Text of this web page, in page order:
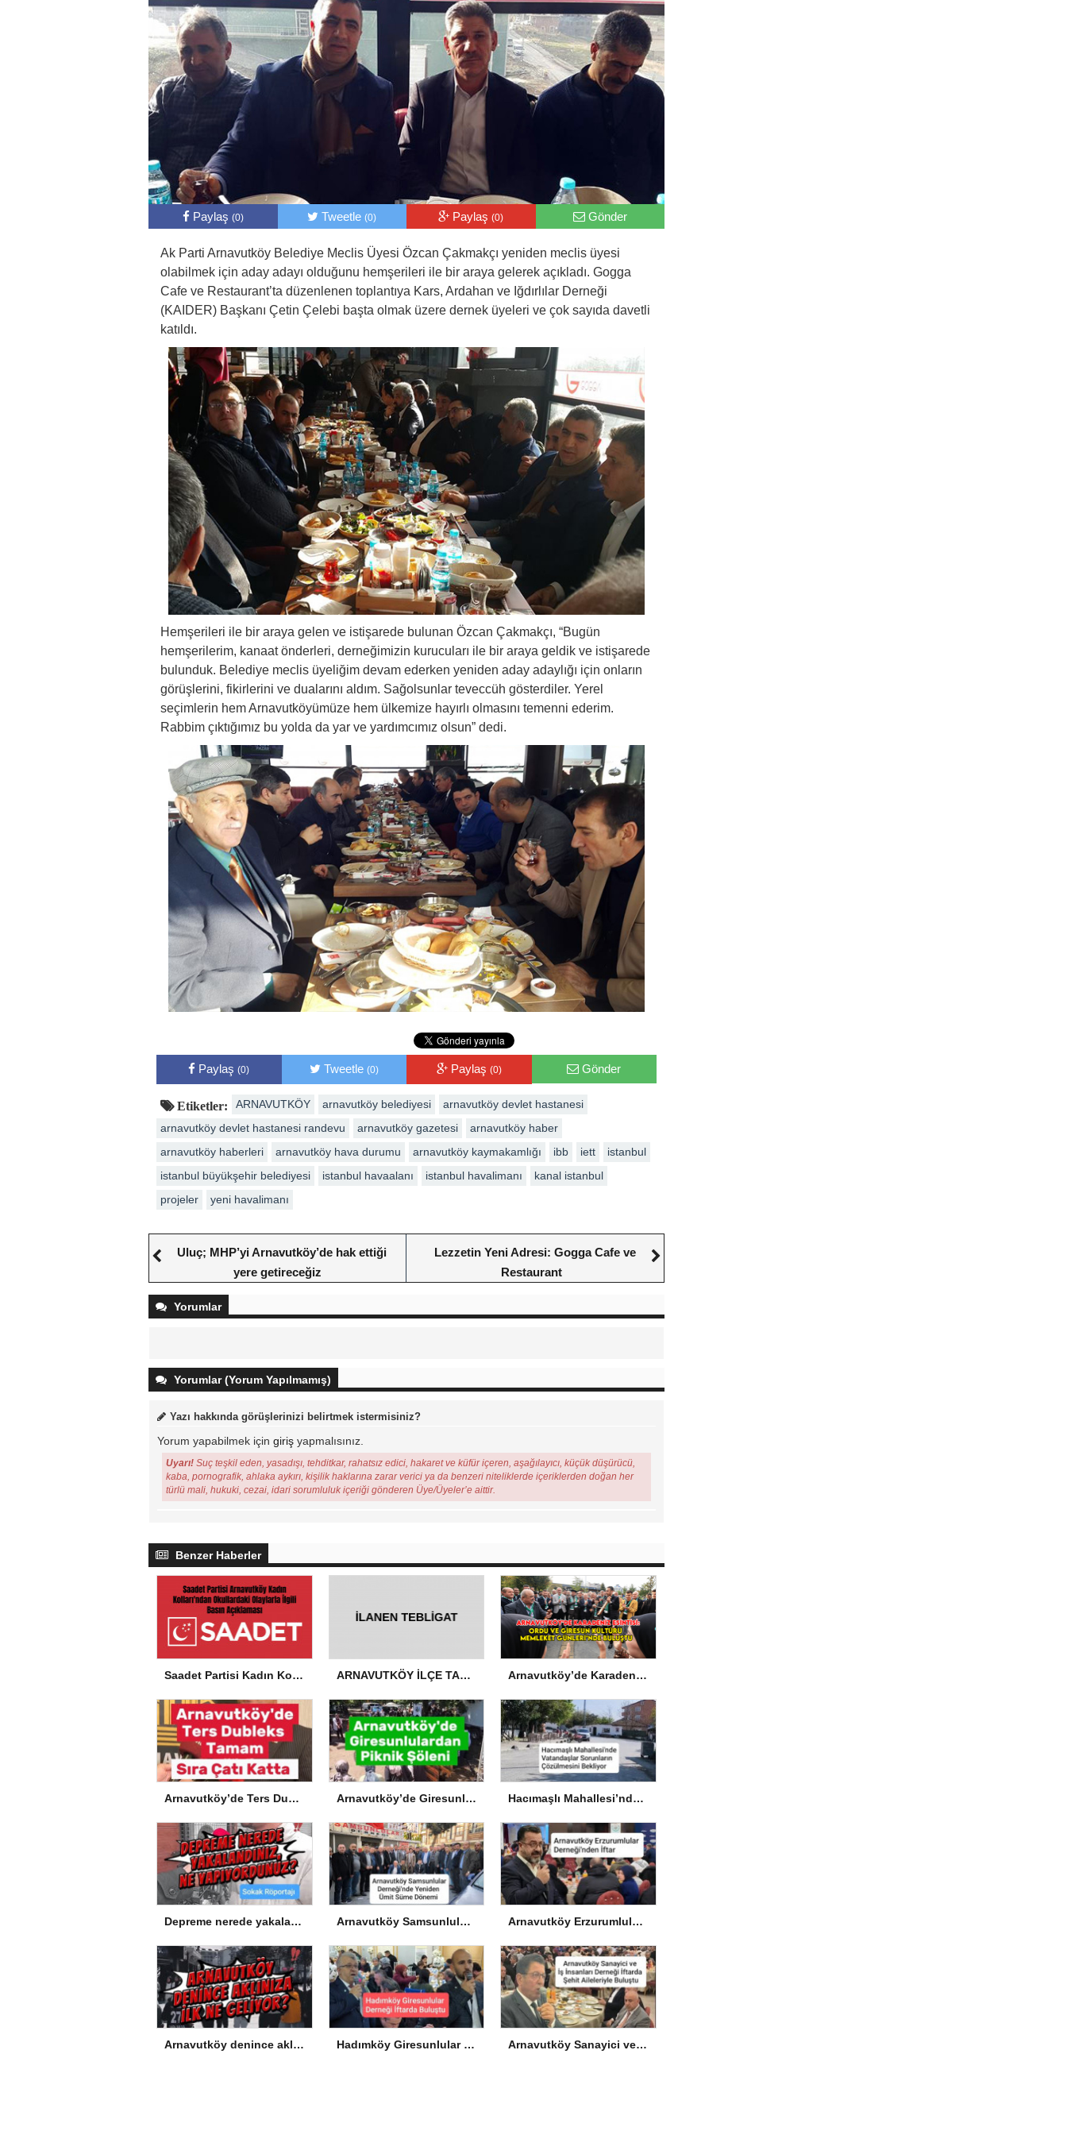
Paylaş (0) Tweetle(0) Paylaş(0) Gönder
Ak Parti Arnavutköy Belediye Meclis Üyesi Özcan Çakmakçı yeniden meclis üyesi
olabilmek için aday adayı olduğunu hemşerileri ile bir araya gelerek açıkladı. Gogga
Cafe ve Restaurant’ta düzenlenen toplantıya Kars, Ardahan ve Iğdırlılar Derneği
(KAIDER) Başkanı Çetin Çelebi başta olmak üzere dernek üyeleri ve çok sayıda davetli
katıldı.
Hemşerileri ile bir araya gelen ve istişarede bulunan Özcan Çakmakçı, “Bugün
hemşerilerim, kanaat önderleri, derneğimizin kurucuları ile bir araya geldik ve istişarede
bulunduk. Belediye meclis üyeliğim devam ederken yeniden aday adaylığı için onların
görüşlerini, fikirlerini ve dualarını aldım. Sağolsunlar teveccüh gösterdiler. Yerel
seçimlerin hem Arnavutköyümüze hem ülkemize hayırlı olmasını temenni ederim.
Rabbim çıktığımız bu yolda da yar ve yardımcımız olsun” dedi.
Paylaş(0) Tweetle (0) Paylaş (0) Gönder
Etiketler: ARNAVUTKÖY arnavutköy belediyesi
arnavutköy devlet hastanesi
arnavutköy devlet hastanesi randevu
arnavutköy gazetesi
arnavutköy haber
arnavutköy haberleri
arnavutköy hava durumu arnavutköy kaymakamlığı ibb iett
istanbul
istanbul büyükşehir belediyesi
istanbul havaalanı istanbul havalimanı
kanal istanbul
projeler
yeni havalimanı
Uluç; MHP’yi Arnavutköy’de hak ettiği
yere getireceğiz
Lezzetin Yeni Adresi: Gogga Cafe ve
Restaurant
Yorumlar
Yorumlar (Yorum Yapılmamış)
Yazı hakkında görüşlerinizi belirtmek istermisiniz?
Yorum yapabilmek için giriş yapmalısınız.
Uyarı! Suç teşkil eden, yasadışı, tehditkar, rahatsız edici, hakaret ve küfür içeren, aşağılayıcı, küçük düşürücü,
kaba, pornografik, ahlaka aykırı, kişilik haklarına zarar verici ya da benzeri niteliklerde içeriklerden doğan her
türlü mali, hukuki, cezai, idari sorumluluk içeriği gönderen Üye/Üyeler’e aittir.
Benzer Haberler
Saadet Partisi Kadın Kolları’ndan Okullardaki Olaylarla İlgili Basın Açıklaması ARNAVUTKÖY İLÇE TARIM VE ORMAN MÜDÜRLÜĞÜ’NDEN İLANEN TEBLİGAT Arnavutköy’de Karadeniz Esintisi: Ordu ve Giresun Kültürü Memleket Günleri’nde Buluştu
Arnavutköy’de Ters Dubleks Tamam, Sıra Çatı Katta Arnavutköy’de Giresunlulardan Piknik Şöleni Hacımaşlı Mahallesi’nde Vatandaşlar Sorunların Çözülmesini Bekliyor
Depreme nerede yakalandınız, ne yapıyordunuz? Arnavutköy Samsunlular Derneği’nde Yeniden Ümit Süme Dönemi Arnavutköy Erzurumlular Derneği’nden İftar
Arnavutköy denince aklınıza ilk ne geliyor? Hadımköy Giresunlular Derneği İftarda Buluştu Arnavutköy Sanayici ve İş İnsanları Derneği İftarda Şehit Aileleriyle Buluştu